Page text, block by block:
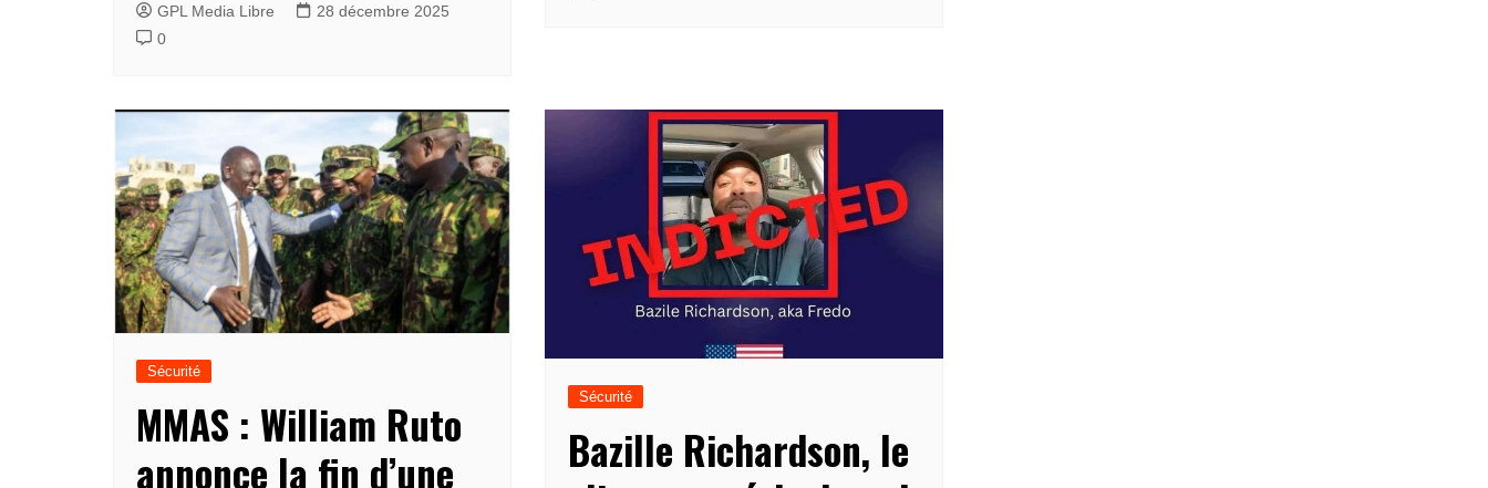
GPL Media Libre
28 décembre 2025
0
Sécurité
MMAS : William Ruto
annonce la fin d’une
Sécurité
Bazille Richardson, le